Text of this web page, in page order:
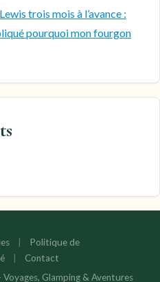
trois mois à l’avance :
pourquoi mon fourgon
Politique de
Contact
Glamping & Aventures